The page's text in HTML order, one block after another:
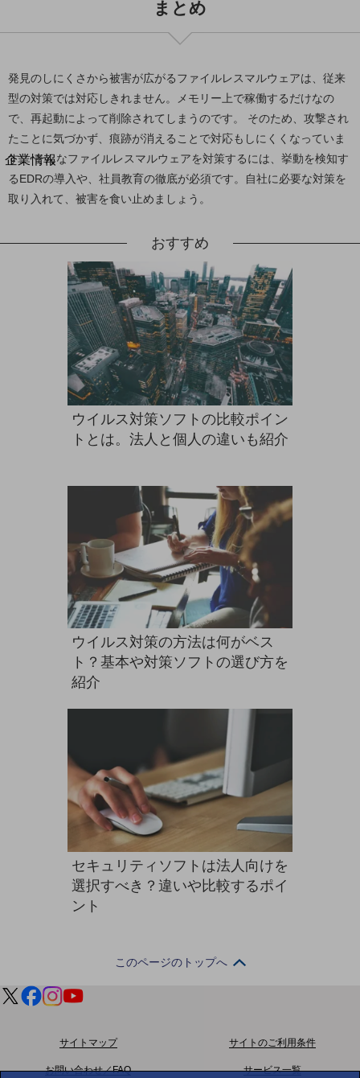
別ウィンドウで開きます
企業情報
企業情報TOP
会社案内
組織
社長からのご挨拶
会社案内パンフレット
ニュースルーム
ニュースルームTOP
地域からの発表
社外からの評価実績
サステナビリティ
サステナビリティTOP
NTTドコモビジネスグループのサステナビリティ
サステナビリティ基本方針
経営情報TOP
基礎的電気通信役務損益明細表
障がい者採用
広告・協賛
まとめ
発見のしにくさから被害が広がるファイルレスマルウェアは、従来
型の対策では対応しきれません。メモリー上で稼働するだけなの
で、再起動によって削除されてしまうのです。 そのため、攻撃され
たことに気づかず、痕跡が消えることで対応もしにくくなっていま
す。 そんなファイルレスマルウェアを対策するには、挙動を検知す
るEDRの導入や、社員教育の徹底が必須です。自社に必要な対策を
取り入れて、被害を食い止めましょう。
おすすめ
ウイルス対策ソフトの比較ポイン
トとは。法人と個人の違いも紹介
ウイルス対策の方法は何がベス
ト？基本や対策ソフトの選び方を
紹介
セキュリティソフトは法人向けを
選択すべき？違いや比較するポイ
ント
このページのトップへ
サイトマップ サイトのご利用条件
お問い合わせ／FAQ サービス一覧